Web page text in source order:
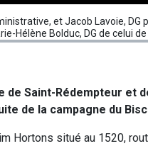
et Jacob Lavoie, DG
Hélène Bolduc, DG de celui
de Saint-Rédempteur et
de la campagne du
Hortons situé au 1520,